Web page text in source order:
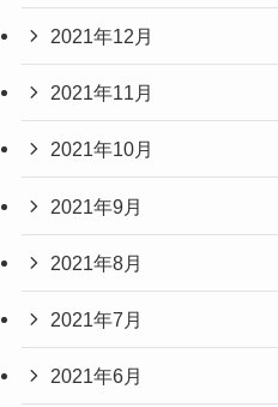
2021年12月
2021年11月
2021年10月
2021年9月
2021年8月
2021年7月
2021年6月